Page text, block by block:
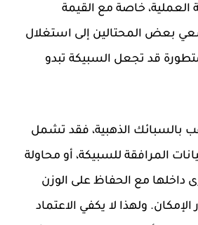
العملية، خاصة مع القيمة
بعض المحتالين إلى استغلال
قد تجعل السبيكة تبدو
بالسبائك الذهبية، فقد تشمل
المرافقة للسبيكة، أو محاولة
داخلها مع الحفاظ على الوزن
ولهذا لا يكفي الاعتماد